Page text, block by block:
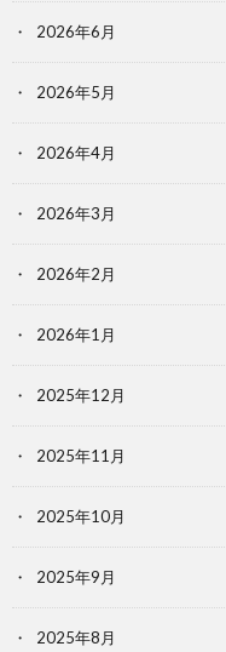
2026年6月
2026年5月
2026年4月
2026年3月
2026年2月
2026年1月
2025年12月
2025年11月
2025年10月
2025年9月
2025年8月